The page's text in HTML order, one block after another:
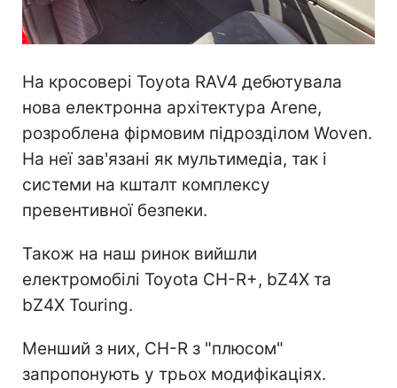
На кросовері Toyota RAV4 дебютувала
нова електронна архітектура Arene,
розроблена фірмовим підрозділом Woven.
На неї зав'язані як мультимедіа, так і
системи на кшталт комплексу
превентивної безпеки.
Також на наш ринок вийшли
електромобілі Toyota CH-R+, bZ4X та
bZ4X Touring.
Менший з них, CH-R з "плюсом"
запропонують у трьох модифікаціях.